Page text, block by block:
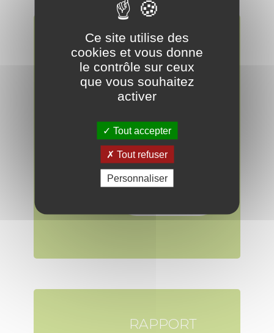
RAPPORT
D'ACTIVITÉ
Rapport
du SYSEM
Feuilleter
Télécharger
RAPPORT
Ce site utilise des
cookies et vous donne
le contrôle sur ceux
que vous souhaitez
activer
Tout accepter
Tout refuser
Personnaliser